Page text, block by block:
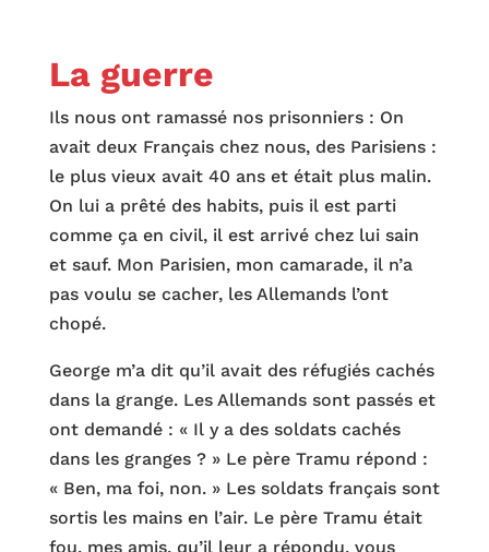
La guerre
Ils nous ont ramassé nos prisonniers : On
avait deux Français chez nous, des Parisiens :
le plus vieux avait 40 ans et était plus malin.
On lui a prêté des habits, puis il est parti
comme ça en civil, il est arrivé chez lui sain
et sauf. Mon Parisien, mon camarade, il n’a
pas voulu se cacher, les Allemands l’ont
chopé.
George m’a dit qu’il avait des réfugiés cachés
dans la grange. Les Allemands sont passés et
ont demandé : « Il y a des soldats cachés
dans les granges ? » Le père Tramu répond :
« Ben, ma foi, non. » Les soldats français sont
sortis les mains en l’air. Le père Tramu était
fou, mes amis, qu’il leur a répondu, vous